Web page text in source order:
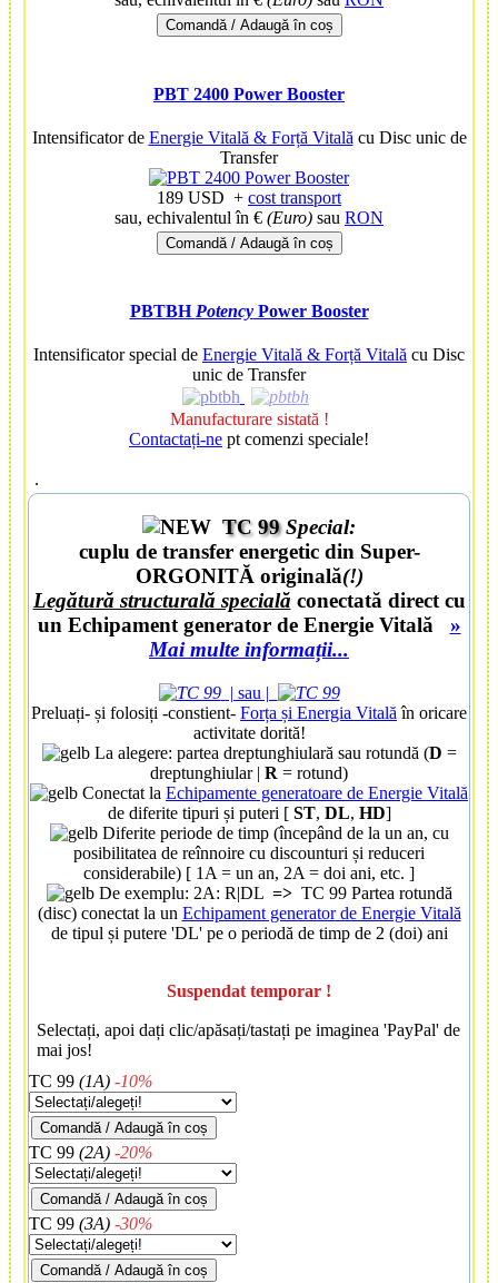
Comandă / Adaugă în coș
PBT 2400 Power Booster
Intensificator de Energie Vitală & Forță Vitală cu Disc unic de
Transfer
189 USD + cost transport
sau, echivalentul în € (Euro) sau RON
Comandă / Adaugă în coș
PBTBH PotencyPower Booster
Intensificator special de Energie Vitală & Forță Vitală cu Disc
unic de Transfer
Manufacturare sistată !
Contactați-ne pt comenzi speciale!
.
TC 99Special:
cuplu de transfer energetic din Super-
ORGONITĂ originală(!)
Legătură structurală specială conectată direct cu
un Echipament generator de Energie Vitală »
Mai multe informații...
| sau |
Preluați- și folosiți -constient- Forța și Energia Vitală în oricare
activitate dorită!
La alegere: partea dreptunghiulară sau rotundă (D =
dreptunghiular | R = rotund)
Conectat la Echipamente generatoare de Energie Vitală
de diferite tipuri și puteri [ ST, DL, HD]
Diferite periode de timp (începând de la un an, cu
posibilitatea de reînnoire cu discounturi și reduceri
considerabile) [ 1A = un an, 2A = doi ani, etc. ]
De exemplu: 2A: R|DL =>TC 99 Partea rotundă
(disc) conectat la un Echipament generator de Energie Vitală
de tipul și putere 'DL' pe o periodă de timp de 2 (doi) ani
Suspendat temporar !
Selectați, apoi dați clic/apăsați/tastați pe imaginea 'PayPal' de
mai jos!
TC 99 (1A) -10%
Comandă / Adaugă în coș
TC 99 (2A) -20%
Comandă / Adaugă în coș
TC 99 (3A) -30%
Comandă / Adaugă în coș